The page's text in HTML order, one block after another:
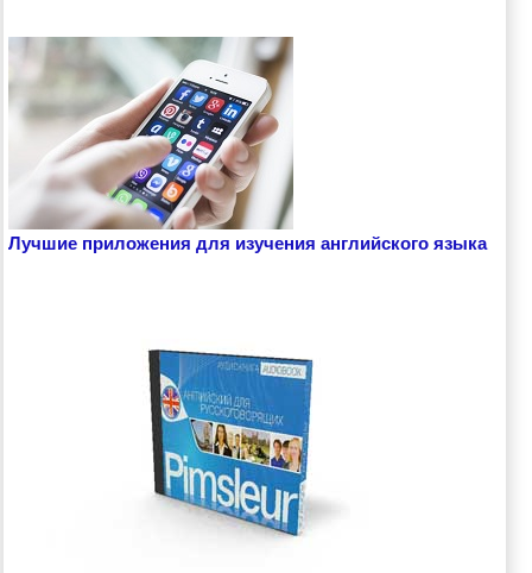
Лучшие приложения для изучения английского языка